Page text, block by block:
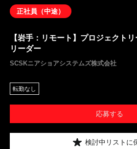
正社員（中途）
【岩手：リモート】プロジェクト
リーダー
SCSKニアショアシステムズ株式会社
転勤なし
応募する
検討中リストに